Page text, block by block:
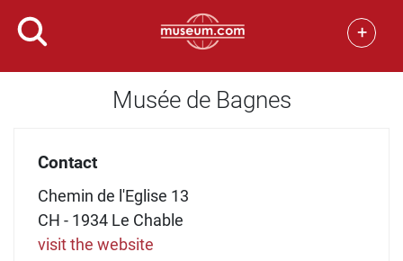
+
Musée de Bagnes
Contact
Chemin de l'Eglise 13
CH - 1934 Le Chable
visit the website